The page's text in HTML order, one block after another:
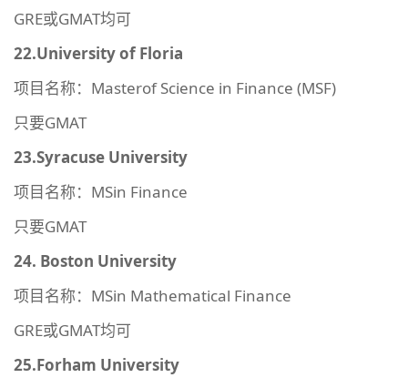
GRE或GMAT均可
22.University of Floria
项目名称：Masterof Science in Finance (MSF)
只要GMAT
23.Syracuse University
项目名称：MSin Finance
只要GMAT
24. Boston University
项目名称：MSin Mathematical Finance
GRE或GMAT均可
25.Forham University